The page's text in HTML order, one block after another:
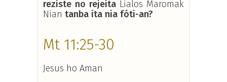
reziste no rejeita Lialos Maromak
Nian tanba ita nia fóti-an?
Mt 11:25-30
Jesus ho Aman